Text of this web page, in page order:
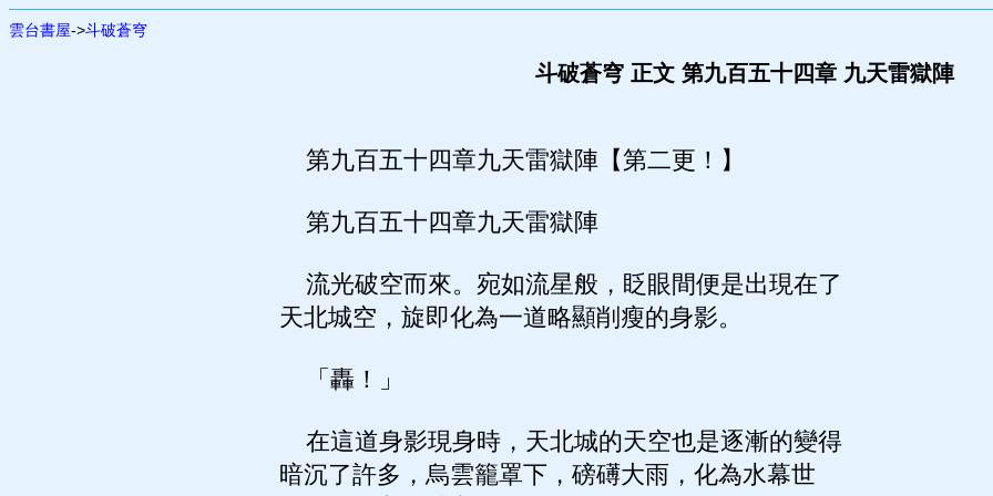
雲台書屋->斗破蒼穹
斗破蒼穹 正文 第九百五十四章 九天雷獄陣
第九百五十四章九天雷獄陣【第二更！】
第九百五十四章九天雷獄陣
流光破空而來。宛如流星般，眨眼間便是出現在了
天北城空，旋即化為一道略顯削瘦的身影。
「轟！」
在這道身影現身時，天北城的天空也是逐漸的變得
暗沉了許多，烏雲籠罩下，磅礡大雨，化為水幕世